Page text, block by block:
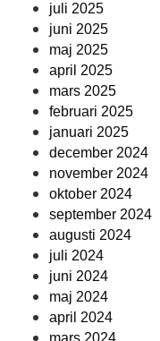
juli 2025
juni 2025
maj 2025
april 2025
mars 2025
februari 2025
januari 2025
december 2024
november 2024
oktober 2024
september 2024
augusti 2024
juli 2024
juni 2024
maj 2024
april 2024